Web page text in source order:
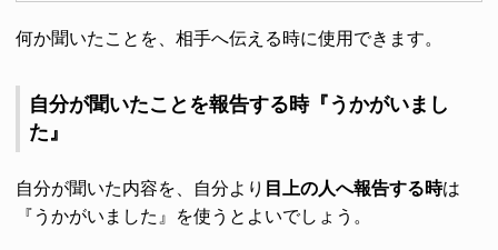
何か聞いたことを、相手へ伝える時に使用できます。
自分が聞いたことを報告する時『うかがいまし
た』
自分が聞いた内容を、自分より 目上の人へ報告する時は
『うかがいました』を使うとよいでしょう。